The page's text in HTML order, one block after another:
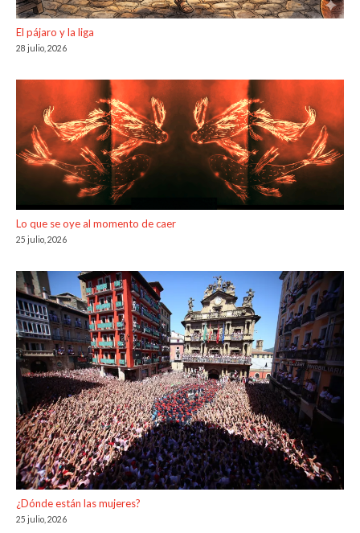
El pájaro y la liga
28 julio, 2026
Lo que se oye al momento de caer
25 julio, 2026
¿Dónde están las mujeres?
25 julio, 2026